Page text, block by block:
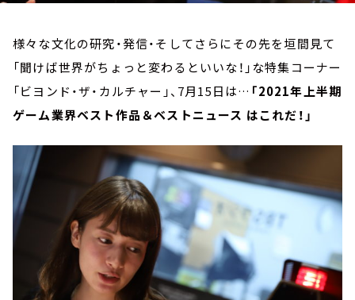
様々な文化の研究・発信・そしてさらにその先を垣間見て
「聞けば世界がちょっと変わるといいな！」な特集コーナー
「ビヨンド・ザ・カルチャー」、7月15日は… 「2021年上半期
ゲーム業界ベスト作品＆ベストニュース はこれだ！」